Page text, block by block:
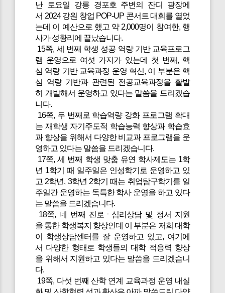
난 토요일 강릉 경포호 주변의 잔디 광장에
서 2024 강원 창업 POP-UP 콘서트 대회를 열었
는데 이 예산으로 했고 약 2,000명이 참여한, 행
사가 성황리에 끝났습니다.
15쪽, 세 번째 학생 성공 역량 기반 교육프로그
램 운영으로 여섯 가지가 있는데 첫 번째, 핵
심 역량 기반 교육과정 운영 혁신, 이 부분은 핵
심 역량 기반과 관련된 전공교육과정을 활발
히 개발해서 운영하고 있다는 말씀을 드리겠습
니다.
16쪽, 두 번째로 학습역량 강화 프로그램 확대
는 재학생 자기주도적 학습능력 향상과 학습효
과 향상을 위해서 다양한 비교과 프로그램을 운
영하고 있다는 말씀을 드리겠습니다.
17쪽, 세 번째 학생 맞춤 유연 학사제도는 1학
년 1학기 때 일주일은 인성학기로 운영하고 있
고 2학년, 3학년 2학기 때는 취업탐구학기를 일
주일간 운영하는 독특한 학사 운영을 하고 있다
는 말씀을 드리겠습니다.
18쪽, 네 번째 진로ㆍ심리상담 및 정서 지원
을 통한 학생복지 향상인데 이 부분은 저희 대학
이 학생상담센터를 잘 운영하고 있고, 여기에
서 다양한 형태로 학생들의 대학 적응력 향상
을 위해서 지원하고 있다는 말씀을 드리겠습니
다.
19쪽, 다섯 번째 산학 연계 교육과정 운영 내실